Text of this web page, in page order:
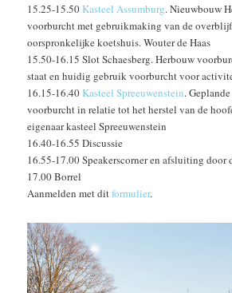
15.25-15.50 Kasteel Assumburg. Nieuwbouw
voorburcht met gebruikmaking van de
oorspronkelijke koetshuis. Wouter de Haas
15.50-16.15 Slot Schaesberg. Herbouw
staat en huidig gebruik voorburcht voor
16.15-16.40 Kasteel Spreeuwenstein.
voorburcht in relatie tot het herstel van de
eigenaar kasteel Spreeuwenstein
16.40-16.55 Discussie
16.55-17.00 Speakerscorner en afsluiting door
17.00 Borrel
Aanmelden met ditformulier.